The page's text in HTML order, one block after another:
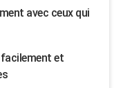
avec ceux qui
et